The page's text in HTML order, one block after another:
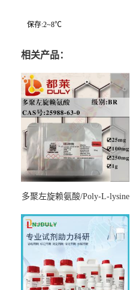
保存:2~8℃
相关产品：
多聚左旋赖氨酸/Poly-L-lysine
7000，分子量7000-15000，分
子量2万～4万，分子量3～7
万，分子量7～15万，分子量
15～30万